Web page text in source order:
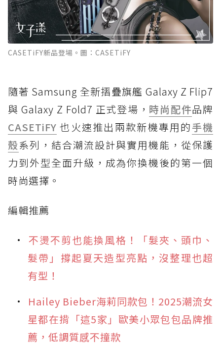
CASETiFY新品登場。圖：CASETiFY
隨著 Samsung 全新摺疊旗艦 Galaxy Z Flip7
與 Galaxy Z Fold7 正式登場， 時尚配件品牌
CASETiFY 也火速推出兩款新機專用的手機
殼系列，結合潮流設計與實用機能，從保護
力到外型全面升級，成為你換機後的第一個
時尚選擇。
編輯推薦
不燙不剪也能換風格！「髮夾、頭巾、
髮帶」撐起夏天造型亮點，沒整理也超
有型！
Hailey Bieber海莉同款包！2025潮流女
星都在揹「這5家」歐美小眾包包品牌推
薦，低調質感不撞款